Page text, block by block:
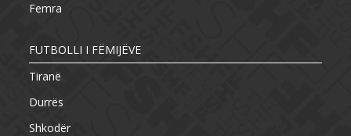
Femra
FUTBOLLI I FËMIJËVE
Tiranë
Durrës
Shkodër